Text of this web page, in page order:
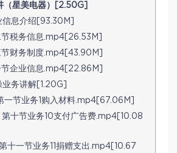
（星美电器）[2.50G]
信息介绍[93.30M]
节税务信息.mp4[26.53M]
节财务制度.mp4[43.90M]
节企业信息.mp4[22.86M]
务讲解[1.20G]
一节业务1购入材料.mp4[67.06M]
第十节业务10支付广告费.mp4[10.08
第十一节业务11捐赠支出.mp4[10.67